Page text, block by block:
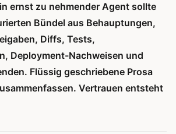
ernst zu nehmender Agent sollte
Bündel aus Behauptungen,
Diffs, Tests,
Deployment-Nachweisen und
Flüssig geschriebene Prosa
Vertrauen entsteht